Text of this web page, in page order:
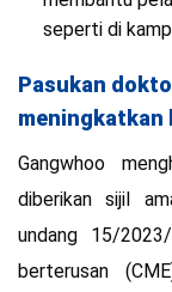
seperti di
Pasukan
meningkatkan
Gangwhoo
diberikan sijil
undang 15/
berterusan